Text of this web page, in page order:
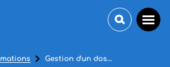
Gestion d'un dossier en procédures non-contentieuses